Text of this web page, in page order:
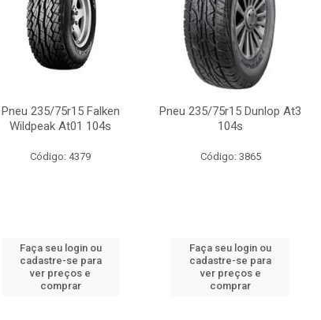
Pneu 235/75r15 Falken
Wildpeak At01 104s
Código: 4379
Faça seu login ou
cadastre-se para
ver preços e
comprar
Pneu 235/75r15 Dunlop At3
104s
Código: 3865
Faça seu login ou
cadastre-se para
ver preços e
comprar